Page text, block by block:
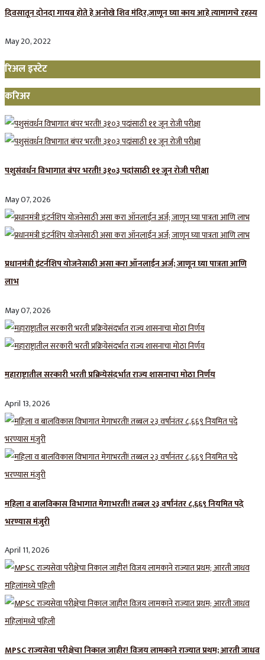
दिवसातून दोनदा गायब होते हे अनोखे शिव मंदिर,जाणून घ्या काय आहे त्यामागचे रहस्य
May 20, 2022
रिअल इस्टेट
करिअर
पशुसंवर्धन विभागात बंपर भरती! ३१०३ पदांसाठी ११ जून रोजी परीक्षा
May 07, 2026
प्रधानमंत्री इंटर्नशिप योजनेसाठी असा करा ऑनलाईन अर्ज; जाणून घ्या पात्रता आणि
लाभ
May 07, 2026
महाराष्ट्रातील सरकारी भरती प्रक्रियेसंदर्भात राज्य शासनाचा मोठा निर्णय
April 13, 2026
महिला व बालविकास विभागात मेगाभरती! तब्बल २३ वर्षांनंतर ८,६६९ नियमित पदे
भरण्यास मंजुरी
April 11, 2026
MPSC राज्यसेवा परीक्षेचा निकाल जाहीर! विजय लामकाने राज्यात प्रथम; आरती जाधव